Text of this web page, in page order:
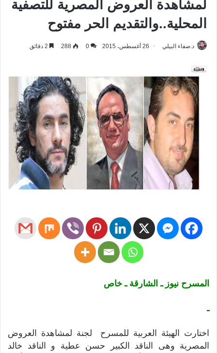
لمشاهدة العروض المصرية للتصفية
المحلية..والتقديم الحر مفتوح
د.صفاء البيلي 26 أغسطس، 2015 0
288
المسرح نيوز ـ الشارقة ـ خاص
ـ
اختارت الهيئة العربية للمسرح لجنة لمشاهدة العروض
المصرية وهى الناقد الكبير حسن عطية و الناقد خالد